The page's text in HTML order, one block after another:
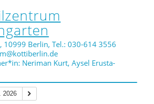
10999 Berlin, Tel.: 030-614 3556
Neriman Kurt, Aysel Erusta-
2026